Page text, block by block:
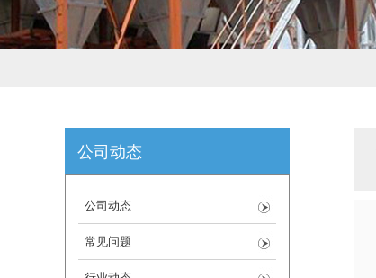
公司动态
公司动态
常见问题